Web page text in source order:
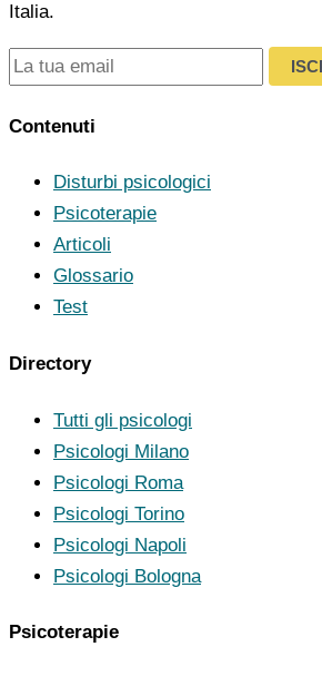
Italia.
Contenuti
Disturbi psicologici
Psicoterapie
Articoli
Glossario
Test
Directory
Tutti gli psicologi
Psicologi Milano
Psicologi Roma
Psicologi Torino
Psicologi Napoli
Psicologi Bologna
Psicoterapie